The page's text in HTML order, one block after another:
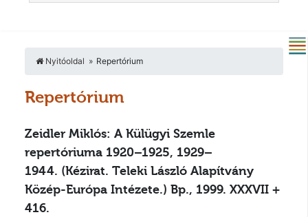
Nyitóoldal Repertórium
Repertórium
Zeidler Miklós: A Külügyi Szemle
repertóriuma 1920–1925, 1929–
1944. (Kézirat. Teleki László Alapítvány
Közép-Európa Intézete.) Bp., 1999. XXXVII +
416.